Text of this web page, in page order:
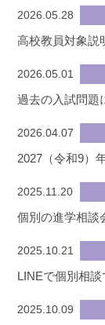
2026.05.28
高校教員対象説
2026.05.01
過去の入試問題
2026.04.07
2027（令和9）
2025.11.20
個別の進学相談
2025.10.21
LINEで個別相談
2025.10.09